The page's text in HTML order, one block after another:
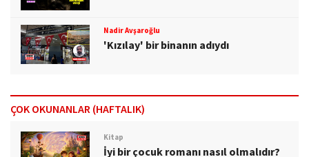
Nadir Avşaroğlu
'Kızılay' bir binanın adıydı
ÇOK OKUNANLAR (HAFTALIK)
Kitap
İyi bir çocuk romanı nasıl olmalıdır?